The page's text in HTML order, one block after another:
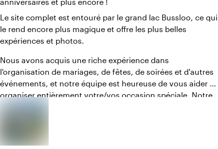
Le site complet est entouré par le grand lac Bussloo, ce qui
le rend encore plus magique et offre les plus belles
expériences et photos.
Nous avons acquis une riche expérience dans
l'organisation de mariages, de fêtes, de soirées et d'autres
événements, et notre équipe est heureuse de vous aider à
organiser entièrement votre/vos occasion spéciale. Notre
lieu à Bussloo garantit une expérience unique ! Nous